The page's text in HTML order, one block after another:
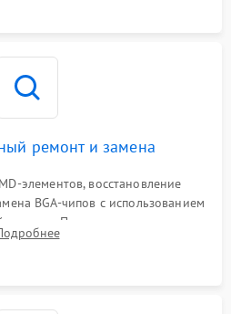
ремонт и замена
элементов, восстановление
BGA-чипов с использованием
станции. Прошивка микросхемы
портов USB